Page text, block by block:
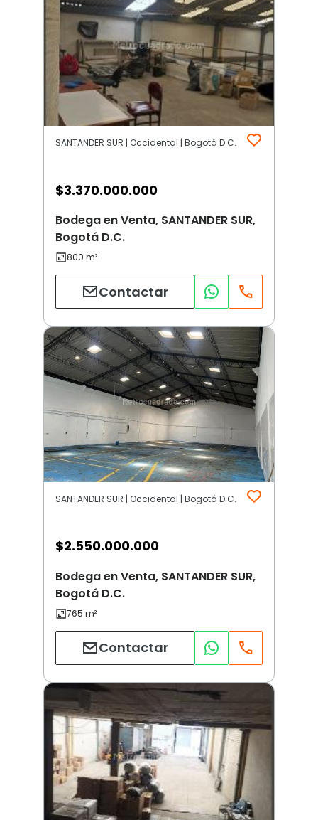
SANTANDER SUR | Occidental | Bogotá D.C.
$3.370.000.000
Bodega en Venta, SANTANDER SUR,
Bogotá D.C.
Contactar
SANTANDER SUR | Occidental | Bogotá D.C.
$2.550.000.000
Bodega en Venta, SANTANDER SUR,
Bogotá D.C.
Contactar